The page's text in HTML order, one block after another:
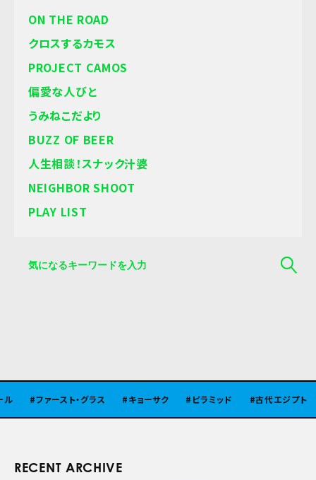
ON THE ROAD
クロスするカモス
PROJECT CAMOS
偏愛な人びと
うみねこだより
BUZZ OF BEER
人生相談！スナック汁婆
NEIGHBOR SHOOT
PLAY LIST
ファースト・グラス キョーサク ピラミッド 古代エジプト
RECENT ARCHIVE